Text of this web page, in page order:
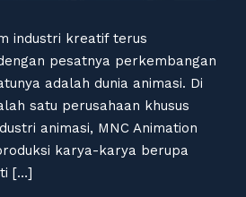
industri kreatif terus
pesatnya perkembangan
adalah dunia animasi. Di
satu perusahaan khusus
animasi, MNC Animation
karya-karya berupa
[…]